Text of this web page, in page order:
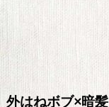
外はねボブ×暗髪